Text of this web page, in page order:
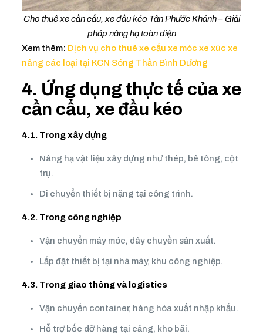
Cho thuê xe cần cẩu, xe đầu kéo Tân Phước Khánh – Giải
pháp nâng hạ toàn diện
Xem thêm: Dịch vụ cho thuê xe cẩu xe móc xe xúc xe
nâng các loại tại KCN Sóng Thần Bình Dương
4. Ứng dụng thực tế của xe
cần cẩu, xe đầu kéo
4.1. Trong xây dựng
Nâng hạ vật liệu xây dựng như thép, bê tông, cột
trụ.
Di chuyển thiết bị nặng tại công trình.
4.2. Trong công nghiệp
Vận chuyển máy móc, dây chuyền sản xuất.
Lắp đặt thiết bị tại nhà máy, khu công nghiệp.
4.3. Trong giao thông và logistics
Vận chuyển container, hàng hóa xuất nhập khẩu.
Hỗ trợ bốc dỡ hàng tại cảng, kho bãi.